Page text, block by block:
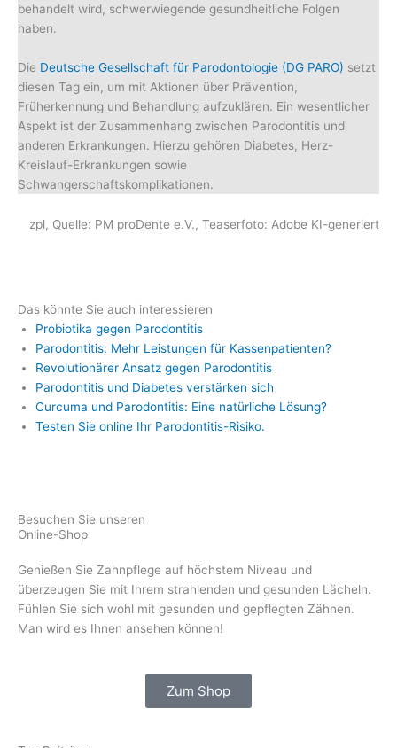
behandelt wird, schwerwiegende gesundheitliche Folgen
haben.
Die Deutsche Gesellschaft für Parodontologie (DG PARO) setzt
diesen Tag ein, um mit Aktionen über Prävention,
Früherkennung und Behandlung aufzuklären. Ein wesentlicher
Aspekt ist der Zusammenhang zwischen Parodontitis und
anderen Erkrankungen. Hierzu gehören Diabetes, Herz-
Kreislauf-Erkrankungen sowie
Schwangerschaftskomplikationen.
zpl, Quelle: PM proDente e.V., Teaserfoto: Adobe KI-generiert
Das könnte Sie auch interessieren
Probiotika gegen Parodontitis
Parodontitis: Mehr Leistungen für Kassenpatienten?
Revolutionärer Ansatz gegen Parodontitis
Parodontitis und Diabetes verstärken sich
Curcuma und Parodontitis: Eine natürliche Lösung?
Testen Sie online Ihr Parodontitis-Risiko.
Besuchen Sie unseren
Online-Shop
Genießen Sie Zahnpflege auf höchstem Niveau und
überzeugen Sie mit Ihrem strahlenden und gesunden Lächeln.
Fühlen Sie sich wohl mit gesunden und gepflegten Zähnen.
Man wird es Ihnen ansehen können!
Zum Shop